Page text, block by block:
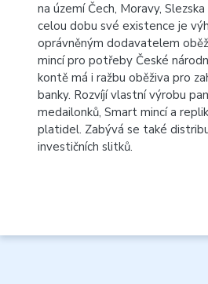
na území Čech, Moravy,
celou dobu své existence je
oprávněným dodavatelem
mincí pro potřeby České
kontě má i ražbu oběživa pro
banky. Rozvíjí vlastní výrobu
medailonků, Smart mincí a
platidel. Zabývá se také
investičních slitků.